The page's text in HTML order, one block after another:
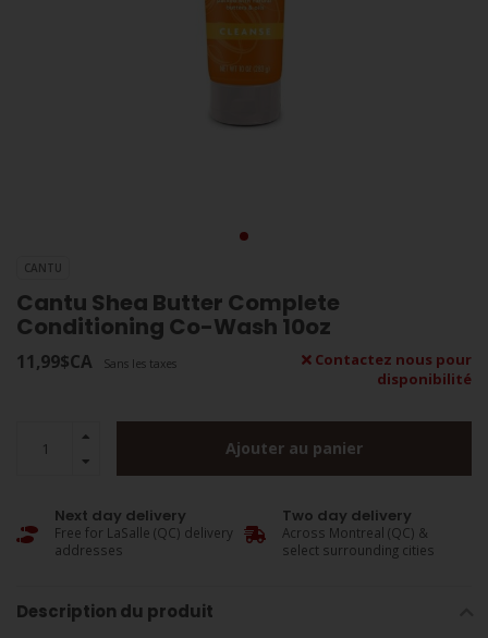
CANTU
Cantu Shea Butter Complete
Conditioning Co-Wash 10oz
11,99$CA Sans les taxes
Contactez nous pour
disponibilité
Ajouter au panier
Next day delivery
Free for LaSalle (QC) delivery
addresses
Two day delivery
Across Montreal (QC) &
select surrounding cities
Description du produit